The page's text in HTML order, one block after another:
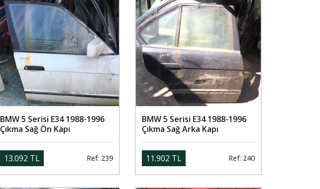
BMW 5 Serisi E34 1988-1996
Çıkma Sağ Ön Kapı
13.092 TL Ref: 239
BMW 5 Serisi E34 1988-1996
Çıkma Sağ Arka Kapı
11.902 TL Ref: 240